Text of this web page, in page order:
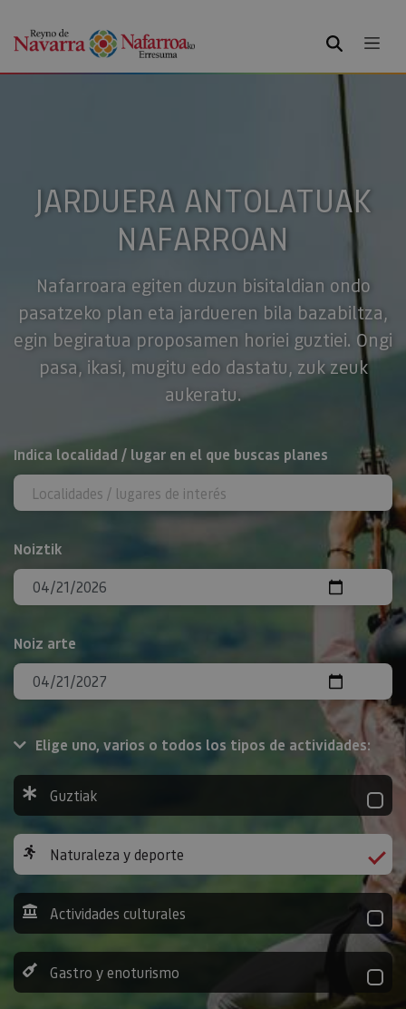
BILATU
JARDUERA ANTOLATUAK
NAFARROAN
Nafarroara egiten duzun bisitaldian ondo
pasatzeko plan eta jardueren bila bazabiltza,
egin begiratua proposamen horiei guztiei. Ongi
pasa, ikasi, mugitu edo dastatu, zuk zeuk
aukeratu.
BILATU
Indica localidad / lugar en el que buscas planes
Noiztik
Noiz arte
Elige uno, varios o todos los tipos de actividades:
Guztiak
Naturaleza y deporte
Actividades culturales
Gastro y enoturismo